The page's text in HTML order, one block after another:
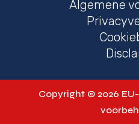
Algemene
Copyright © 2026